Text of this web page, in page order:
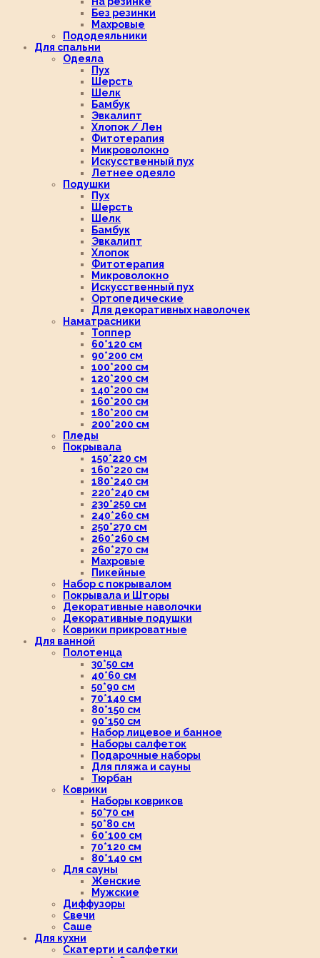
Без резинки
Махровые
Пододеяльники
Для спальни
Одеяла
Пух
Шерсть
Шелк
Бамбук
Эвкалипт
Хлопок / Лен
Фитотерапия
Микроволокно
Искусственный пух
Летнее одеяло
Подушки
Пух
Шерсть
Шелк
Бамбук
Эвкалипт
Хлопок
Фитотерапия
Микроволокно
Искусственный пух
Ортопедические
Для декоративных наволочек
Наматрасники
Топпер
60*120 см
90*200 см
100*200 см
120*200 см
140*200 см
160*200 см
180*200 см
200*200 см
Пледы
Покрывала
150*220 см
160*220 см
180*240 см
220*240 см
230*250 см
240*260 см
250*270 см
260*260 см
260*270 см
Махровые
Пикейные
Набор с покрывалом
Покрывала и Шторы
Декоративные наволочки
Декоративные подушки
Коврики прикроватные
Для ванной
Полотенца
30*50 см
40*60 см
50*90 см
70*140 см
80*150 см
90*150 см
Набор лицевое и банное
Наборы салфеток
Подарочные наборы
Для пляжа и сауны
Тюрбан
Коврики
Наборы ковриков
50*70 см
50*80 см
60*100 см
70*120 см
80*140 см
Для сауны
Женские
Мужские
Диффузоры
Свечи
Саше
Для кухни
Скатерти и салфетки